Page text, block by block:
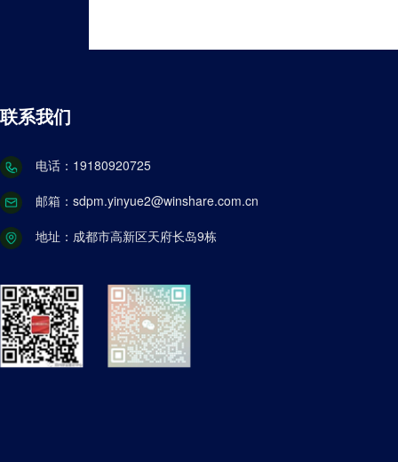
联系我们
电话：19180920725
邮箱：sdpm.yinyue2@winshare.com.cn
地址：成都市高新区天府长岛9栋